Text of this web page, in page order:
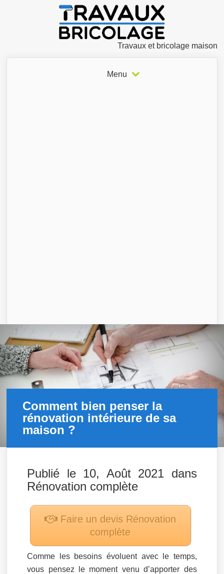
Travaux et bricolage maison
Menu
Comment bien penser la
rénovation intérieure de sa
maison ?
Publié le 10, Août 2021 dans
Rénovation complète
Faire un devis Rénovation
complète
Comme les besoins évoluent avec le temps,
vous pensez le moment venu d’apporter des